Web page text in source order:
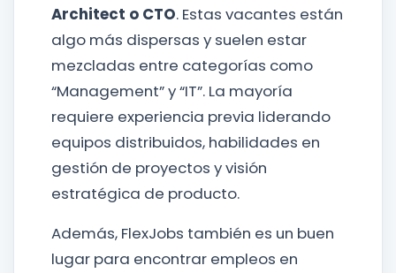
Architect o CTO. Estas vacantes están
algo más dispersas y suelen estar
mezcladas entre categorías como
“Management” y “IT”. La mayoría
requiere experiencia previa liderando
equipos distribuidos, habilidades en
gestión de proyectos y visión
estratégica de producto.
Además, FlexJobs también es un buen
lugar para encontrar empleos en